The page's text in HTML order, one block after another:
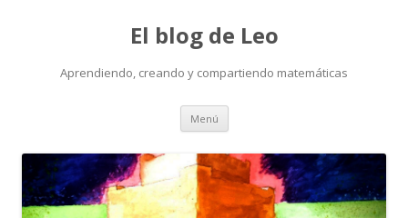
El blog de Leo
Aprendiendo, creando y compartiendo matemáticas
Menú Saltar
contenido